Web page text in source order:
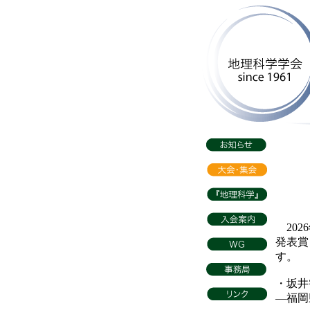
2026
発表
す。
・坂
―福岡